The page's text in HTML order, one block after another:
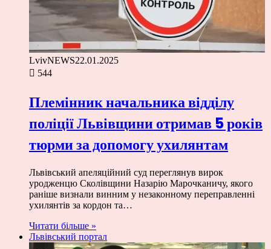
LvivNEWS22.01.2025
544
Племінник начальника відділу
поліції Львівщини отримав 5 років
тюрми за допомогу ухилянтам
Львівський апеляційний суд переглянув вирок
уродженцю Сколівщини Назарію Марочканичу, якого
раніше визнали винним у незаконному переправленні
ухилянтів за кордон та…
Читати більше »
Львівський портал